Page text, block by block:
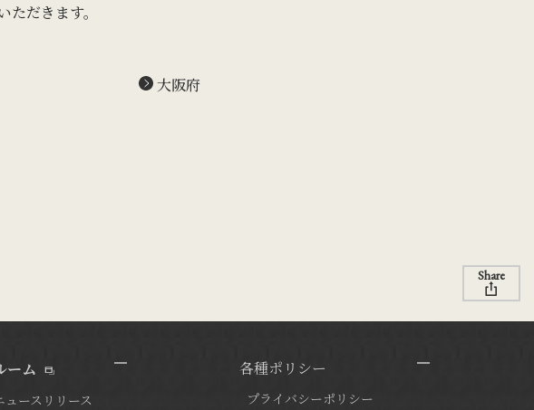
だきます。
大阪府
Share
ーム
ュースリリース
各種ポリシー
プライバシーポリシー